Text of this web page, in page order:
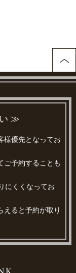
≫
様優先となってお
ご予約することも
にくくなってお
えると予約が取り